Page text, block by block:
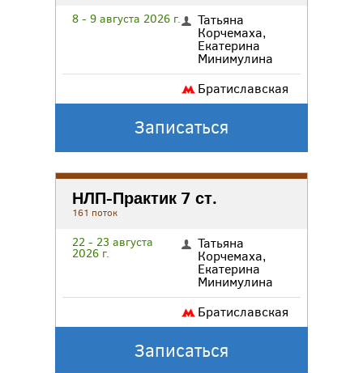
8 - 9 августа 2026 г. Татьяна
Корчемаха,
Екатерина
Минимулина
Братиславская
Записаться
НЛП-Практик 7 ст.
161 поток
22 - 23 августа
2026 г.
Татьяна
Корчемаха,
Екатерина
Минимулина
Братиславская
Записаться